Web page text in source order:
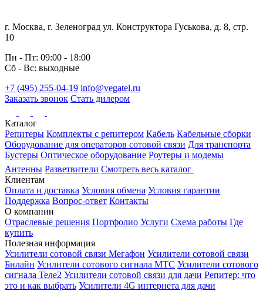
г. Москва, г. Зеленоград ул. Конструктора Гуськова, д. 8, стр.
10
Пн - Пт: 09:00 - 18:00
Сб - Вс: выходные
+7 (495) 255-04-19 info@vegatel.ru
Заказать звонок Стать дилером
Каталог
Репитеры Комплекты с репитером Кабель Кабельные сборки
Оборудование для операторов сотовой связи Для транспорта
Бустеры Оптическое оборудование Роутеры и модемы
Антенны Разветвители Смотреть весь каталог
Клиентам
Оплата и доставка Условия обмена Условия гарантии
Поддержка Вопрос-ответ Контакты
О компании
Отраслевые решения Портфолио Услуги Схема работы Где
купить
Полезная информация
Усилители сотовой связи Мегафон Усилители сотовой связи
Билайн Усилители сотового сигнала МТС Усилители сотового
сигнала Теле2 Усилители сотовой связи для дачи Репитер: что
это и как выбрать Усилители 4G интернета для дачи